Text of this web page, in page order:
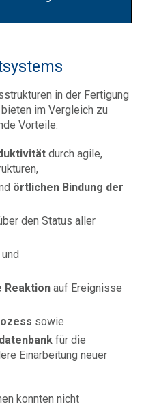
in der Fertigung
im Vergleich zu
Vorteile:
durch agile,
örtlichen Bindung der
den Status aller
Reaktion auf Ereignisse
sowie
für die
Einarbeitung neuer
konnten nicht